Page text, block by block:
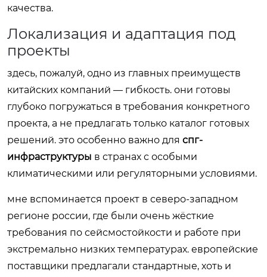
качества.
Локализация и адаптация под
проекты
здесь, пожалуй, одно из главных преимуществ
китайских компаний — гибкость. они готовы
глубоко погружаться в требования конкретного
проекта, а не предлагать только каталог готовых
решений. это особенно важно для спг-
инфраструктуры в странах с особыми
климатическими или регуляторными условиями.
мне вспоминается проект в северо-западном
регионе россии, где были очень жёсткие
требования по сейсмостойкости и работе при
экстремально низких температурах. европейские
поставщики предлагали стандартные, хоть и